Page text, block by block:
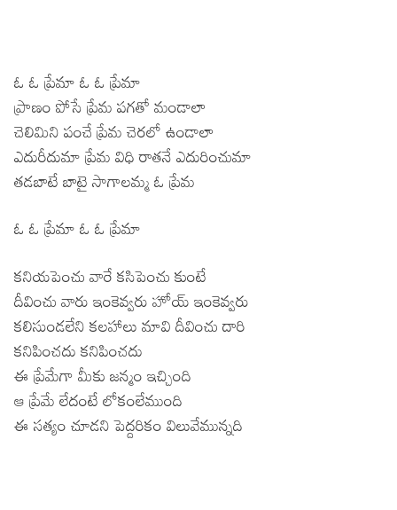
ఓ ఓ ప్రేమా ఓ ఓ ప్రేమా
ప్రాణం పోసే ప్రేమ పగతో మండాలా
చెలిమిని పంచే ప్రేమ చెరలో ఉండాలా
ఎదురీదుమా ప్రేమ విధి రాతనే ఎదురించుమా
తడబాటే బాటై సాగాలమ్మ ఓ ప్రేమ
ఓ ఓ ప్రేమా ఓ ఓ ప్రేమా
కనియపెంచు వారే కసిపెంచు కుంటే
దీవించు వారు ఇంకెవ్వరు హోయ్ ఇంకెవ్వరు
కలిసుండలేని కలహాలు మావి దీవించు దారి
కనిపించదు కనిపించదు
ఈ ప్రేమేగా మీకు జన్మం ఇచ్చింది
ఆ ప్రేమే లేదంటే లోకంలేముంది
ఈ సత్యం చూడని పెద్దరికం విలువేమున్నది